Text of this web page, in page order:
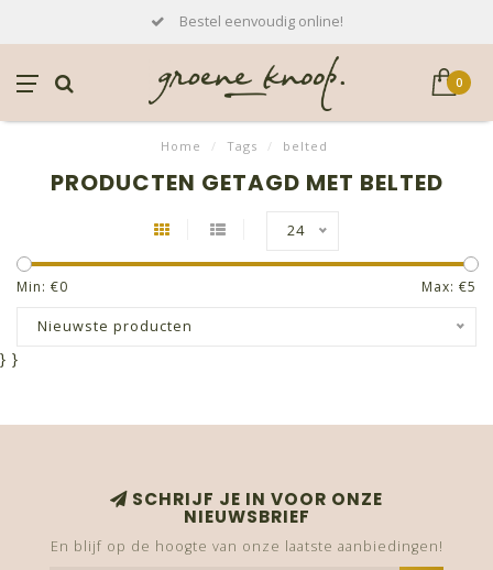
Bestel eenvoudig online!
0
Home / Tags / belted
PRODUCTEN GETAGD MET BELTED
24
Min: €0 Max: €5
Nieuwste producten
} }
SCHRIJF JE IN VOOR ONZE
NIEUWSBRIEF
En blijf op de hoogte van onze laatste aanbiedingen!